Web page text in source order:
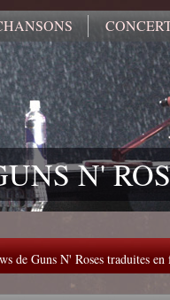
N'
de Guns N' Roses traduites en